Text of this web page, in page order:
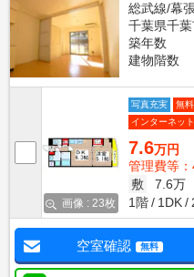
総武線/幕
千葉県千
築年数
建物階数
画像 : 23枚
写真充実
無
インターネッ
7.6万円
管理費等
敷
7.6万
1階
1DK
空室確認 無料